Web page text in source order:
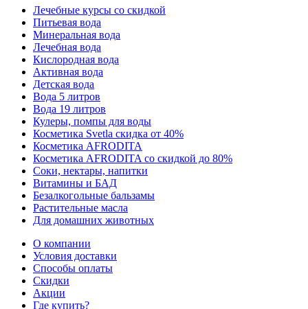
Лечебные курсы со скидкой
Питьевая вода
Минеральная вода
Лечебная вода
Кислородная вода
Активная вода
Детская вода
Вода 5 литров
Вода 19 литров
Кулеры, помпы для воды
Косметика Svetla скидка от 40%
Косметика AFRODITA
Косметика AFRODITA со скидкой до 80%
Соки, нектары, напитки
Витамины и БАД
Безалкогольные бальзамы
Растительные масла
Для домашних животных
О компании
Условия доставки
Способы оплаты
Скидки
Акции
Где купить?